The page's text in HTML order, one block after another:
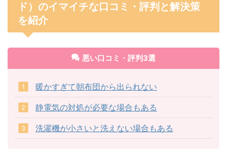
ド）のイマイチな口コミ・評判と解決策
を紹介
悪い口コミ・評判3選
暖かすぎて朝布団から出られない
静電気の対処が必要な場合もある
洗濯機が小さいと洗えない場合もある